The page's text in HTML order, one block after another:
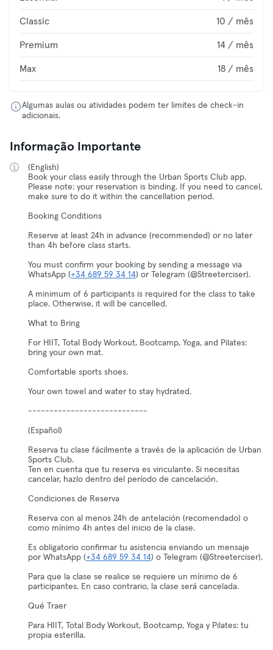
Classic 10 / mês
Premium 14 / mês
Max 18 / mês
Algumas aulas ou atividades podem ter limites de check-in
adicionais.
Informação Importante
(English)
Book your class easily through the Urban Sports Club app.
Please note: your reservation is binding. If you need to cancel,
make sure to do it within the cancellation period.
Booking Conditions
Reserve at least 24h in advance (recommended) or no later
than 4h before class starts.
You must confirm your booking by sending a message via
WhatsApp (+34 689 59 34 14) or Telegram (@Streeterciser).
A minimum of 6 participants is required for the class to take
place. Otherwise, it will be cancelled.
What to Bring
For HIIT, Total Body Workout, Bootcamp, Yoga, and Pilates:
bring your own mat.
Comfortable sports shoes.
Your own towel and water to stay hydrated.
----------------------------
(Español)
Reserva tu clase fácilmente a través de la aplicación de Urban
Sports Club.
Ten en cuenta que tu reserva es vinculante. Si necesitas
cancelar, hazlo dentro del período de cancelación.
Condiciones de Reserva
Reserva con al menos 24h de antelación (recomendado) o
como mínimo 4h antes del inicio de la clase.
Es obligatorio confirmar tu asistencia enviando un mensaje
por WhatsApp (+34 689 59 34 14) o Telegram (@Streeterciser).
Para que la clase se realice se requiere un mínimo de 6
participantes. En caso contrario, la clase será cancelada.
Qué Traer
Para HIIT, Total Body Workout, Bootcamp, Yoga y Pilates: tu
propia esterilla.